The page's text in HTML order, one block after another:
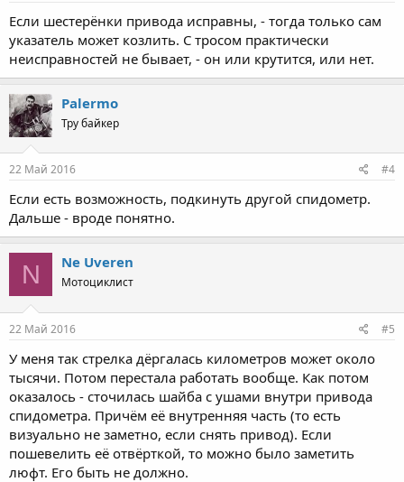
Если шестерёнки привода исправны, - тогда только сам
указатель может козлить. С тросом практически
неисправностей не бывает, - он или крутится, или нет.
Palermo
Тру байкер
22 Май 2016 #4
Если есть возможность, подкинуть другой спидометр.
Дальше - вроде понятно.
N Ne Uveren
Мотоциклист
22 Май 2016 #5
У меня так стрелка дёргалась километров может около
тысячи. Потом перестала работать вообще. Как потом
оказалось - сточилась шайба с ушами внутри привода
спидометра. Причём её внутренняя часть (то есть
визуально не заметно, если снять привод). Если
пошевелить её отвёрткой, то можно было заметить
люфт. Его быть не должно.